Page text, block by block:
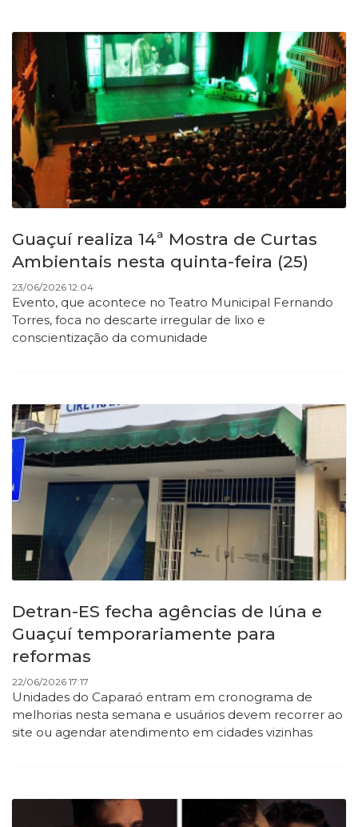
Guaçuí realiza 14ª Mostra de Curtas
Ambientais nesta quinta-feira (25)
23/06/2026 12:04
Evento, que acontece no Teatro Municipal Fernando
Torres, foca no descarte irregular de lixo e
conscientização da comunidade
Detran-ES fecha agências de Iúna e
Guaçuí temporariamente para
reformas
22/06/2026 17:17
Unidades do Caparaó entram em cronograma de
melhorias nesta semana e usuários devem recorrer ao
site ou agendar atendimento em cidades vizinhas